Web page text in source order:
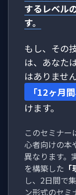
するレベル
す。
もし、その
は、あなた
はありませ
「12ヶ月
けます。
このセミナ
心者向けの本
異なります。
を構築した
し、2日間で
ン形式のセミ